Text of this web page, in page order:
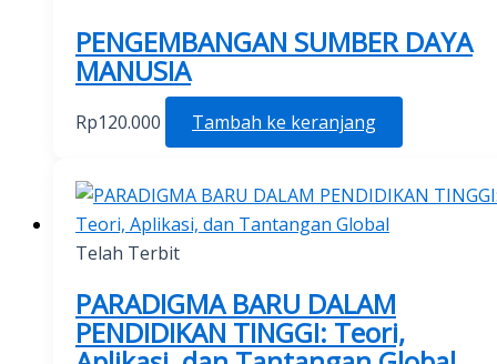
PENGEMBANGAN SUMBER DAYA
MANUSIA
Rp120.000 Tambah ke keranjang
Telah Terbit
PARADIGMA BARU DALAM
PENDIDIKAN TINGGI: Teori,